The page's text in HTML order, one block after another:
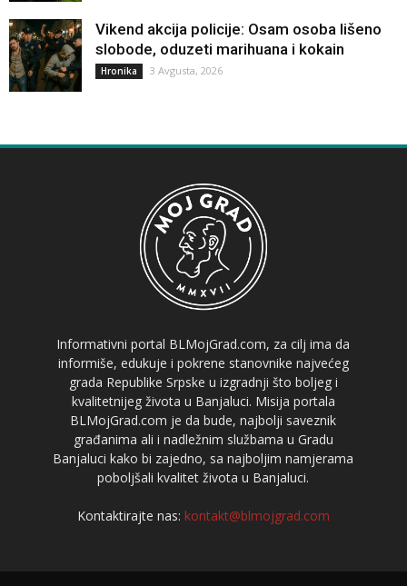
Vikend akcija policije: Osam osoba lišeno
slobode, oduzeti marihuana i kokain
Hronika 3 Avgusta, 2026
Informativni portal BLMojGrad.com, za cilj ima da
informiše, edukuje i pokrene stanovnike najvećeg
grada Republike Srpske u izgradnji što boljeg i
kvalitetnijeg života u Banjaluci. Misija portala
BLMojGrad.com je da bude, najbolji saveznik
građanima ali i nadležnim službama u Gradu
Banjaluci kako bi zajedno, sa najboljim namjerama
poboljšali kvalitet života u Banjaluci.
Kontaktirajte nas: kontakt@blmojgrad.com